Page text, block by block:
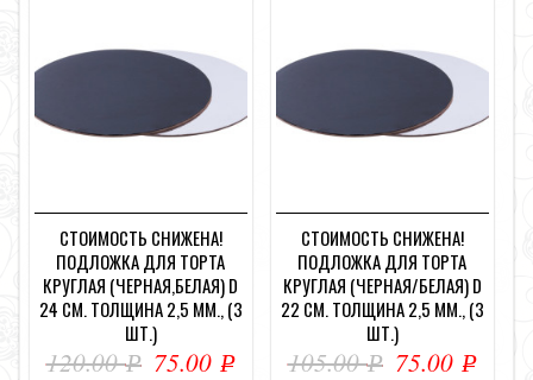
СТОИМОСТЬ СНИЖЕНА!
ПОДЛОЖКА ДЛЯ ТОРТА
КРУГЛАЯ (ЧЕРНАЯ,БЕЛАЯ) D
24 СМ. ТОЛЩИНА 2,5 ММ., (3
ШТ.)
120.00Р 75.00 Р
СТОИМОСТЬ СНИЖЕНА!
ПОДЛОЖКА ДЛЯ ТОРТА
КРУГЛАЯ (ЧЕРНАЯ/БЕЛАЯ) D
22 СМ. ТОЛЩИНА 2,5 ММ., (3
ШТ.)
105.00Р 75.00 Р